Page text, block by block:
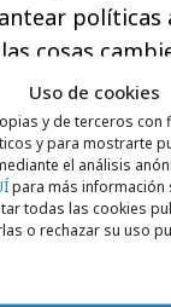
Uso de cookies
y de terceros con
y para mostrarte
el análisis
para más información
todas las cookies
o rechazar su uso
políticas
cosas
que el
puede
solución
poner foco en
por